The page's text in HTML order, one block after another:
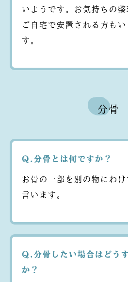
いようです。お気持ちの
ご自宅で安置される方もい
す。
分骨
Q.分骨とは何ですか？
お骨の一部を別の物にわ
言います。
Q.分骨したい場合はどう
か？